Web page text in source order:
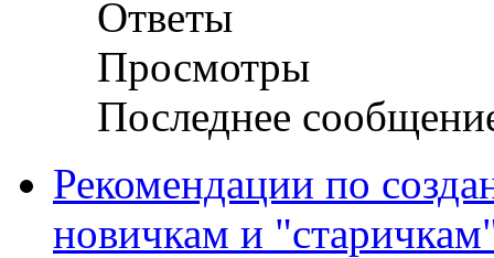
Ответы
Просмотры
Последнее
Рекомендации по
новичкам и